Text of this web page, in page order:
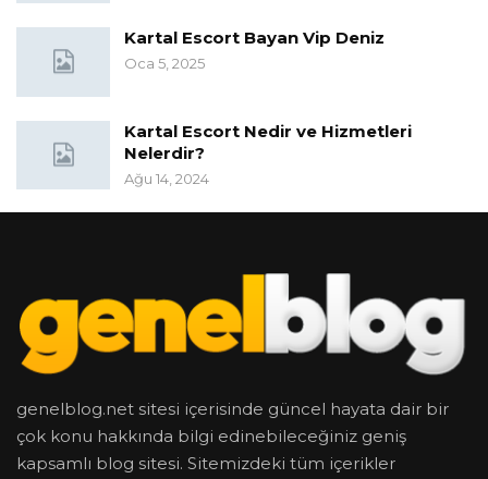
Kartal Escort Bayan Vip Deniz
Oca 5, 2025
Kartal Escort Nedir ve Hizmetleri
Nelerdir?
Ağu 14, 2024
genelblog.net sitesi içerisinde güncel hayata dair bir
çok konu hakkında bilgi edinebileceğiniz geniş
kapsamlı blog sitesi. Sitemizdeki tüm içerikler